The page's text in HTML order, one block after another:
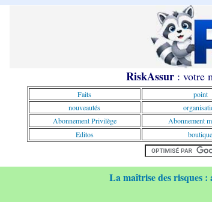
RiskAssur: votre
Faits point
nouveautés
Abonnement Privilège
Abonnement
Editos boutique
La maîtrise des risques